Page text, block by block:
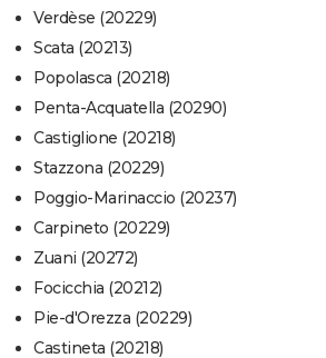
Verdèse (20229)
Scata (20213)
Popolasca (20218)
Penta-Acquatella (20290)
Castiglione (20218)
Stazzona (20229)
Poggio-Marinaccio (20237)
Carpineto (20229)
Zuani (20272)
Focicchia (20212)
Pie-d'Orezza (20229)
Castineta (20218)